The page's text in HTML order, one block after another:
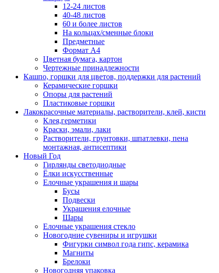
12-24 листов
40-48 листов
60 и более листов
На кольцах/сменные блоки
Предметные
Формат А4
Цветная бумага, картон
Чертежные принадлежности
Кашпо, горшки для цветов, поддержки для растений
Керамические горшки
Опоры для растений
Пластиковые горшки
Лакокрасочные материалы, растворители, клей, кисти
Клея,герметики
Краски, эмали, лаки
Растворители, грунтовки, шпатлевки, пена
монтажная, антисептики
Новый Год
Гирлянды светодиодные
Ёлки искусственные
Елочные украшения и шары
Бусы
Подвески
Украшения елочные
Шары
Елочные украшения стекло
Новогодние сувениры и игрушки
Фигурки символ года гипс, керамика
Магниты
Брелоки
Новогодняя упаковка